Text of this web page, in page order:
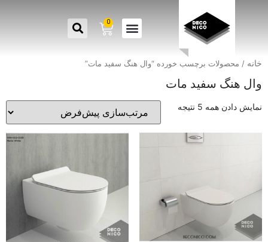
0
خانه / محصولات برچسب خورده “وال هنگ سفید مات”
وال هنگ سفید مات
نمایش دادن همه 5 نتیجه